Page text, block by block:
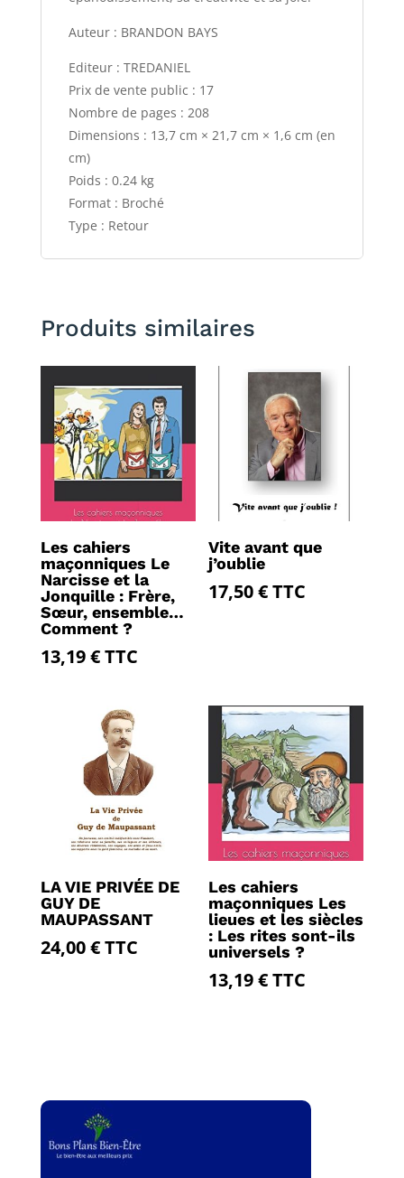
Auteur : BRANDON BAYS
Editeur : TREDANIEL
Prix de vente public : 17
Nombre de pages : 208
Dimensions : 13,7 cm × 21,7 cm × 1,6 cm (en
cm)
Poids : 0.24 kg
Format : Broché
Type : Retour
Produits similaires
Les cahiers
maçonniques Le
Narcisse et la
Jonquille : Frère,
Sœur, ensemble…
Comment ?
13,19€TTC
Vite avant que
j’oublie
17,50€TTC
LA VIE PRIVÉE DE
GUY DE
MAUPASSANT
24,00€TTC
Les cahiers
maçonniques Les
lieues et les siècles
: Les rites sont-ils
universels ?
13,19€TTC